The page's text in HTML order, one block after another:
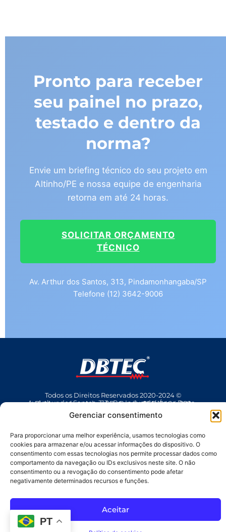
Gerenciar consentimento
Para proporcionar uma melhor experiência, usamos tecnologias como
cookies para armazenar e/ou acessar informações do dispositivo. O
consentimento com essas tecnologias nos permite processar dados como
comportamento da navegação ou IDs exclusivos neste site. O não
consentimento ou a revogação do consentimento pode afetar
negativamente determinados recursos e funções.
Aceitar
Pronto para receber
seu painel no prazo,
testado e dentro da
norma?
Envie um briefing técnico do seu projeto em
Altinho/PE e nossa equipe de engenharia
retorna em até 24 horas.
SOLICITAR ORÇAMENTO
TÉCNICO
Av. Arthur dos Santos, 313, Pindamonhangaba/SP
Telefone (12) 3642-9006
Todos os Direitos Reservados 2020-2024 ©
Av Arthur dos Santos, 313 • Pq. Industrial Água Preta • Pindamonhangaba • SP • Brasil • CEP 12404-289
(12) 3642 9006
• dbtec@dbtec.com.br
PT